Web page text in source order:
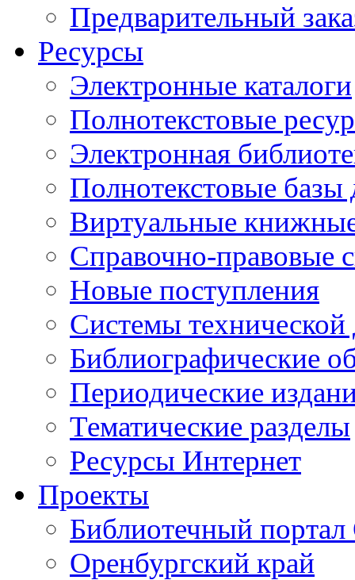
Предварительный
Ресурсы
Электронные каталоги
Полнотекстовые
Электронная
Полнотекстовые
Виртуальные
Справочно-правовые
Новые поступления
Cистемы
Библиографические
Периодические
Тематические разделы
Ресурсы Интернет
Проекты
Библиотечный портал
Оренбургский край